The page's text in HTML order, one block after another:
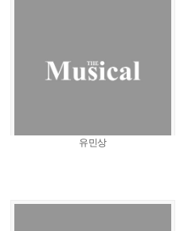
유민상